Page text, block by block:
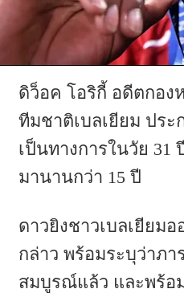
ดิว็อค โอริกี้ อดีตกอ
ทีมชาติเบลเยียม ปร
เป็นทางการในวัย
มานานกว่า 15 ปี
ดาวยิงชาวเบลเยียม
กล่าว พร้อมระบุว่าภ
สมบูรณ์แล้ว และพร้อ